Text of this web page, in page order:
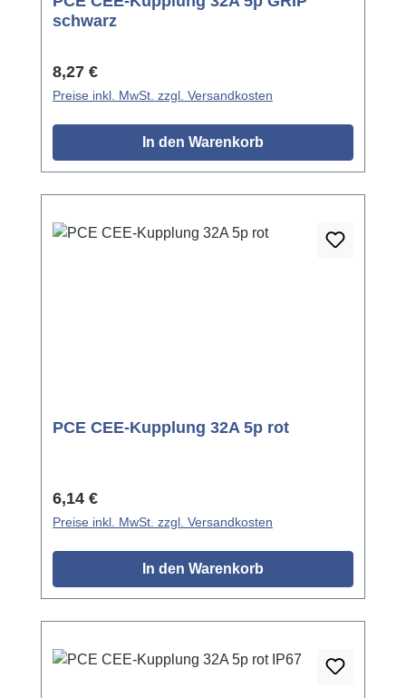
schwarz
Regulärer Preis:
8,27 €
Preise inkl. MwSt. zzgl. Versandkosten
In den Warenkorb
PCE CEE-Kupplung 32A 5p rot
Regulärer Preis:
6,14 €
Preise inkl. MwSt. zzgl. Versandkosten
In den Warenkorb